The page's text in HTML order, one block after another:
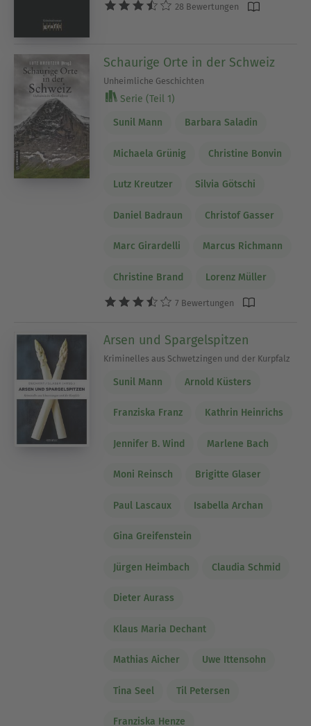
28 Bewertungen
Schaurige Orte in der Schweiz
Unheimliche Geschichten
Serie (Teil 1)
Sunil Mann Barbara Saladin
Michaela Grünig Christine Bonvin
Lutz Kreutzer Silvia Götschi
Daniel Badraun Christof Gasser
Marc Girardelli Marcus Richmann
Christine Brand Lorenz Müller
7 Bewertungen
Arsen und Spargelspitzen
Kriminelles aus Schwetzingen und der Kurpfalz
Sunil Mann Arnold Küsters
Franziska Franz Kathrin Heinrichs
Jennifer B. Wind Marlene Bach
Moni Reinsch Brigitte Glaser
Paul Lascaux Isabella Archan
Gina Greifenstein
Jürgen Heimbach Claudia Schmid
Dieter Aurass
Klaus Maria Dechant
Mathias Aicher Uwe Ittensohn
Tina Seel Til Petersen
Franziska Henze